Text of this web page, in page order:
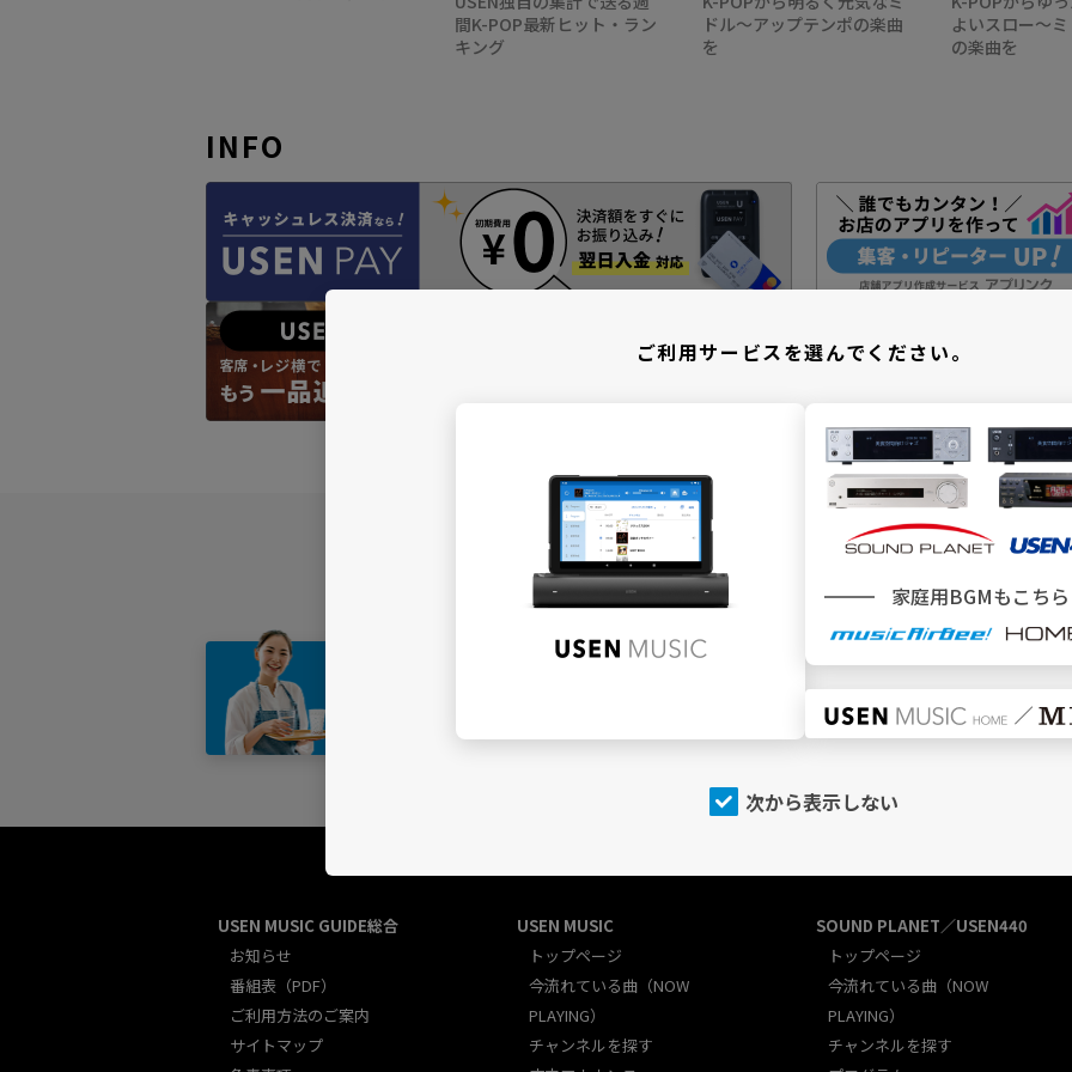
間K-POP最新ヒット・ラン
キング
ドル～アップテンポの楽曲
を
よいスロー～
の楽曲を
INFO
新規加入をご検討中のお客様
＼ どこでBGMサービスをご利用ですか ／
USEN MUSIC GUIDE総合
お知らせ
番組表（PDF）
ご利用方法のご案内
サイトマップ
USEN MUSIC
トップページ
今流れている曲（NOW
PLAYING）
チャンネルを探す
SOUND PLANET／USEN440
トップページ
今流れている曲（NOW
PLAYING）
チャンネルを探す
ご利用サービスを選んでください。
家庭用BGMもこちら
次から表示しない